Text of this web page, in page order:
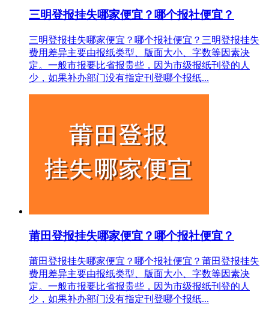
三明登报挂失哪家便宜？哪个报社便宜？
三明登报挂失哪家便宜？哪个报社便宜？三明登报挂失
费用差异主要由报纸类型、版面大小、字数等因素决
定。一般市报要比省报贵些，因为市级报纸刊登的人
少，如果补办部门没有指定刊登哪个报纸...
莆田登报挂失哪家便宜？哪个报社便宜？
莆田登报挂失哪家便宜？哪个报社便宜？莆田登报挂失
费用差异主要由报纸类型、版面大小、字数等因素决
定。一般市报要比省报贵些，因为市级报纸刊登的人
少，如果补办部门没有指定刊登哪个报纸...